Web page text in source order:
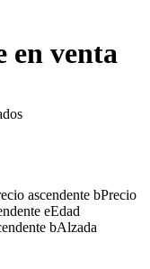
en venta
ascendente bPrecio
eEdad
bAlzada